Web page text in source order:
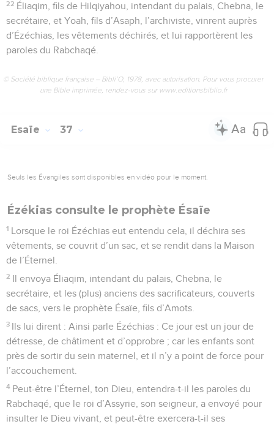
22 Éliaqim, fils de Hilqiyahou, intendant du palais, Chebna, le
secrétaire, et Yoah, fils d’Asaph, l’archiviste, vinrent auprès
d’Ézéchias, les vêtements déchirés, et lui rapportèrent les
paroles du Rabchaqé.
© Société biblique française – Bibli’O, 1978, avec autorisation. Pour vous procurer
une Bible imprimée, rendez-vous sur www.editionsbiblio.fr
Esaïe 37
Seuls les Évangiles sont disponibles en vidéo pour le moment.
Ézékias consulte le prophète Ésaïe
1 Lorsque le roi Ézéchias eut entendu cela, il déchira ses
vêtements, se couvrit d’un sac, et se rendit dans la Maison
de l’Éternel.
2 Il envoya Éliaqim, intendant du palais, Chebna, le
secrétaire, et les (plus) anciens des sacrificateurs, couverts
de sacs, vers le prophète Ésaïe, fils d’Amots.
3 Ils lui dirent : Ainsi parle Ézéchias : Ce jour est un jour de
détresse, de châtiment et d’opprobre ; car les enfants sont
près de sortir du sein maternel, et il n’y a point de force pour
l’accouchement.
4 Peut-être l’Éternel, ton Dieu, entendra-t-il les paroles du
Rabchaqé, que le roi d’Assyrie, son seigneur, a envoyé pour
insulter le Dieu vivant, et peut-être exercera-t-il ses